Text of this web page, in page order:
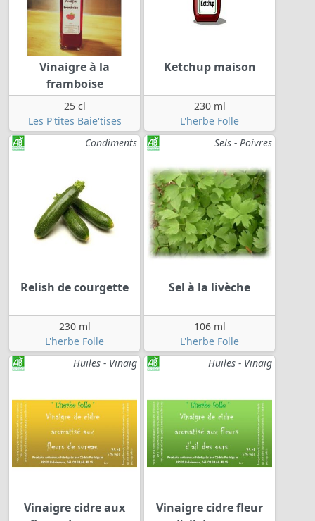
Vinaigre à la
framboise
25 cl
Les P'tites Baie'tises
Ketchup maison
230 ml
L'herbe Folle
Condiments
Relish de courgette
230 ml
L'herbe Folle
Sels - Poivres
Sel à la livèche
106 ml
L'herbe Folle
Huiles - Vinaig
Vinaigre cidre aux
Huiles - Vinaig
Vinaigre cidre fleur